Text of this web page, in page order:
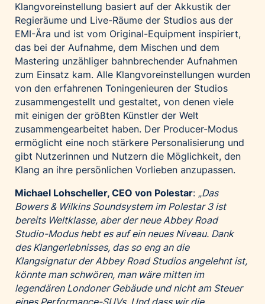
Wolt
woom bikes
Kontakt
Klangvoreinstellung basiert auf der Akkustik der
Regieräume und Live-Räume der Studios aus der
EMI-Ära und ist vom Original-Equipment inspiriert,
das bei der Aufnahme, dem Mischen und dem
Mastering unzähliger bahnbrechender Aufnahmen
zum Einsatz kam. Alle Klangvoreinstellungen wurden
von den erfahrenen Toningenieuren der Studios
zusammengestellt und gestaltet, von denen viele
mit einigen der größten Künstler der Welt
zusammengearbeitet haben. Der Producer-Modus
ermöglicht eine noch stärkere Personalisierung und
gibt Nutzerinnen und Nutzern die Möglichkeit, den
Klang an ihre persönlichen Vorlieben anzupassen.
Michael Lohscheller, CEO von Polestar: „Das
Bowers & Wilkins Soundsystem im Polestar 3 ist
bereits Weltklasse, aber der neue Abbey Road
Studio-Modus hebt es auf ein neues Niveau. Dank
des Klangerlebnisses, das so eng an die
Klangsignatur der Abbey Road Studios angelehnt ist,
könnte man schwören, man wäre mitten im
legendären Londoner Gebäude und nicht am Steuer